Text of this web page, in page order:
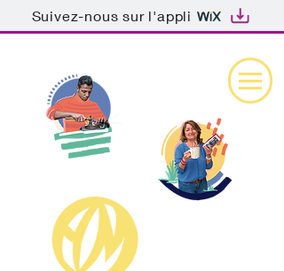
Suivez-nous sur l'appli